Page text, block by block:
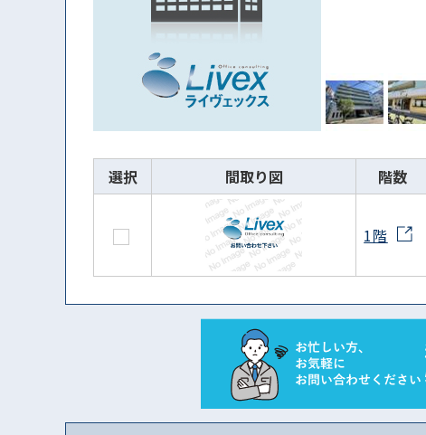
選択 間取り図 階数
1階